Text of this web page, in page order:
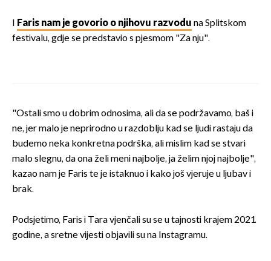
I Faris nam je govorio o njihovu razvodu na Splitskom
festivalu, gdje se predstavio s pjesmom "Za nju".
"Ostali smo u dobrim odnosima, ali da se podržavamo, baš i
ne, jer malo je neprirodno u razdoblju kad se ljudi rastaju da
budemo neka konkretna podrška, ali mislim kad se stvari
malo slegnu, da ona želi meni najbolje, ja želim njoj najbolje",
kazao nam je Faris te je istaknuo i kako još vjeruje u ljubav i
brak.
Podsjetimo, Faris i Tara vjenčali su se u tajnosti krajem 2021.
godine, a sretne vijesti objavili su na Instagramu.